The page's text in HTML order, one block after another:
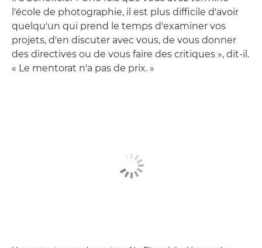
l'école de photographie, il est plus difficile d'avoir
quelqu'un qui prend le temps d'examiner vos
projets, d'en discuter avec vous, de vous donner
des directives ou de vous faire des critiques », dit-il.
« Le mentorat n'a pas de prix. »